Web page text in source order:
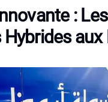
: Les
aux